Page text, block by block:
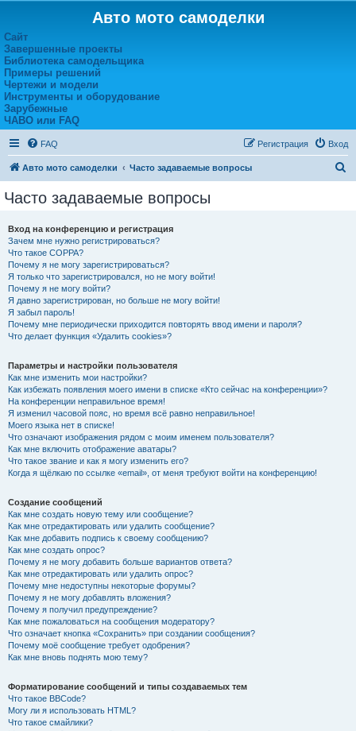
Авто мото самоделки
Сайт
Завершенные проекты
Библиотека самодельщика
Примеры решений
Чертежи и модели
Инструменты и оборудование
Зарубежные
ЧАВО или FAQ
FAQ Вход
Регистрация
Авто мото самоделки Часто задаваемые вопросы
Часто задаваемые вопросы
Вход на конференцию и регистрация
Зачем мне нужно регистрироваться?
Что такое COPPA?
Почему я не могу зарегистрироваться?
Я только что зарегистрировался, но не могу войти!
Почему я не могу войти?
Я давно зарегистрирован, но больше не могу войти!
Я забыл пароль!
Почему мне периодически приходится повторять ввод имени и пароля?
Что делает функция «Удалить cookies»?
Параметры и настройки пользователя
Как мне изменить мои настройки?
Как избежать появления моего имени в списке «Кто сейчас на конференции»?
На конференции неправильное время!
Я изменил часовой пояс, но время всё равно неправильное!
Моего языка нет в списке!
Что означают изображения рядом с моим именем пользователя?
Как мне включить отображение аватары?
Что такое звание и как я могу изменить его?
Когда я щёлкаю по ссылке «email», от меня требуют войти на конференцию!
Создание сообщений
Как мне создать новую тему или сообщение?
Как мне отредактировать или удалить сообщение?
Как мне добавить подпись к своему сообщению?
Как мне создать опрос?
Почему я не могу добавить больше вариантов ответа?
Как мне отредактировать или удалить опрос?
Почему мне недоступны некоторые форумы?
Почему я не могу добавлять вложения?
Почему я получил предупреждение?
Как мне пожаловаться на сообщения модератору?
Что означает кнопка «Сохранить» при создании сообщения?
Почему моё сообщение требует одобрения?
Как мне вновь поднять мою тему?
Форматирование сообщений и типы создаваемых тем
Что такое BBCode?
Могу ли я использовать HTML?
Что такое смайлики?